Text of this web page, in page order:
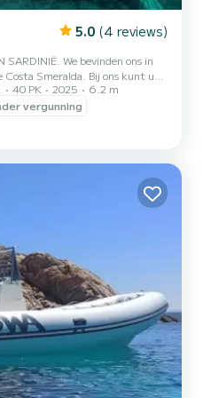
5.0 (4 reviews)
SARDINIË. We bevinden ons in
Smeralda. Bij ons kunt u
uw auto vinden en een kleine
onze prachtige zee kijkt. Deze
6.20 en we bieden: Douche ter
2025 40pk motor, Compleet
in de huurprijs. De...
40 PK 2025
6.2 m
vergunning